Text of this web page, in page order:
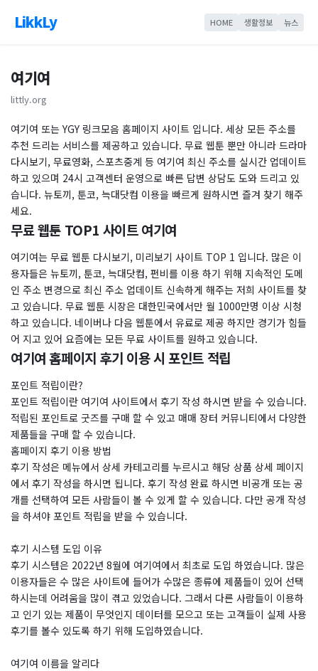
LikkLy HOME 생활정보 뉴스
여기여
littly.org
여기여 또는 YGY 링크모음 홈페이지 사이트 입니다. 세상 모든 주소를
추천 드리는 서비스를 제공하고 있습니다. 무료 웹툰 뿐만 아니라 드라마
다시보기, 무료영화, 스포츠중계 등 여기여 최신 주소를 실시간 업데이트
하고 있으며 24시 고객센터 운영으로 빠른 답변 상담도 도와 드리고 있
습니다. 뉴토끼, 툰코, 늑대닷컴 이용을 빠르게 원하시면 즐겨 찾기 해주
세요.
무료 웹툰 TOP1 사이트 여기여
여기여는 무료 웹툰 다시보기, 미리보기 사이트 TOP 1 입니다. 많은 이
용자들은 뉴토끼, 툰코, 늑대닷컴, 펀비를 이용 하기 위해 지속적인 도메
인 주소 변경으로 최신 주소 업데이트 신속하게 해주는 저희 사이트를 찾
고 있습니다. 무료 웹툰 시장은 대한민국에서만 월 1000만명 이상 시청
하고 있습니다. 네이버나 다음 웹툰에서 유료로 제공 하지만 경기가 힘들
어 지고 있어 요즘에는 모든 무료 사이트를 원하고 있습니다.
여기여 홈페이지 후기 이용 시 포인트 적립
포인트 적립이란?
포인트 적립이란 여기여 사이트에서 후기 작성 하시면 받을 수 있습니다.
적립된 포인트로 굿즈를 구매 할 수 있고 매매 장터 커뮤니티에서 다양한
제품들을 구매 할 수 있습니다.
홈페이지 후기 이용 방법
​후기 작성은 메뉴에서 상세 카테고리를 누르시고 해당 상품 상세 페이지
에서 후기 작성을 하시면 됩니다. 후기 작성 완료 하시면 비공개 또는 공
개를 선택하여 모든 사람들이 볼 수 있게 할 수 있습니다. 다만 공개 작성
을 하셔야 포인트 적립을 받을 수 있습니다.
후기 시스템 도입 이유
후기 시스템은 2022년 8월에 여기여에서 최초로 도입 하였습니다. 많은
이용자들은 수 많은 사이트에 들어가 수많은 종류에 제품들이 있어 선택
하시는데 어려움을 많이 겪고 있었습니다. 그래서 다른 사람들이 이용하
고 인기 있는 제품이 무엇인지 데이터를 모으고 또는 고객들이 실제 사용
후기를 볼수 있도록 하기 위해 도입하였습니다.
​여기여 이름을 알리다